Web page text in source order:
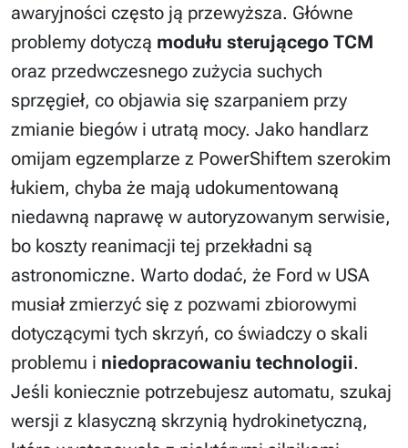
awaryjności często ją przewyższa. Główne
problemy dotyczą modułu sterującego TCM
oraz przedwczesnego zużycia suchych
sprzęgieł, co objawia się szarpaniem przy
zmianie biegów i utratą mocy. Jako handlarz
omijam egzemplarze z PowerShiftem szerokim
łukiem, chyba że mają udokumentowaną
niedawną naprawę w autoryzowanym serwisie,
bo koszty reanimacji tej przekładni są
astronomiczne. Warto dodać, że Ford w USA
musiał zmierzyć się z pozwami zbiorowymi
dotyczącymi tych skrzyń, co świadczy o skali
problemu i niedopracowaniu technologii.
Jeśli koniecznie potrzebujesz automatu, szukaj
wersji z klasyczną skrzynią hydrokinetyczną,